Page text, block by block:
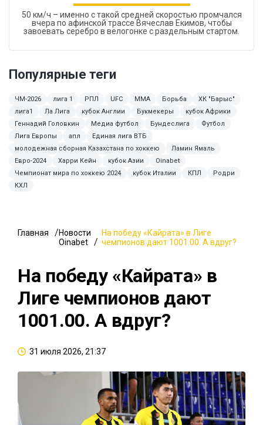
50 км/ч – именно с такой средней скоростью промчался
вчера по афинской трассе Вячеслав Екимов, чтобы
завоевать серебро в велогонке с раздельным стартом.
Популярные теги
ЧМ-2026 лига 1 РПЛ UFC MMA Борьба
ХК "Барыс"
лига1
Ла Лига кубок Англии Букмекеры
кубок Африки
Геннадий Головкин
Медиа футбол Бундеслига
Футбол
Лига Европы
апл
Единая лига ВТБ
молодежная сборная Казахстана по хоккею
Ламин Ямаль
Евро-2024
Харри Кейн кубок Азии
Oinabet
Чемпионат мира по хоккею 2024
кубок Италии КПЛ
Родри
КХЛ
Главная
Новости
Oinabet
На победу «Кайрата» в Лиге
чемпионов дают 1001.00. А вдруг?
На победу «Кайрата» в
Лиге чемпионов дают
1001.00. А вдруг?
31 июля 2026, 21:37